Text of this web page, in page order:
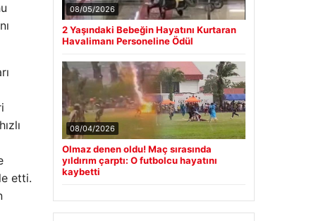
etti.
08/05/2026
2 Yaşındaki Bebeğin Hayatını Kurtaran
Havalimanı Personeline Ödül
08/04/2026
Olmaz denen oldu! Maç sırasında
yıldırım çarptı: O futbolcu hayatını
kaybetti